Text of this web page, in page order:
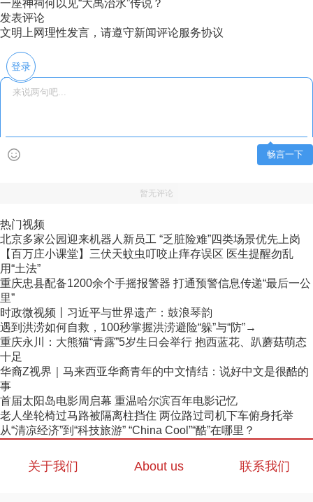
一座神祠何以见“大禹治水”传说？
发表评论
文明上网理性发言，请遵守新闻评论服务协议
登录
畅言一下
暂无评论
热门视频
北京多家公园迎来机器人新员工 “乏脏险难”四类场景优先上岗
【百万庄小课堂】三伏天蚊虫叮咬止痒存误区 医生提醒勿乱
用“土法”
重庆忠县配备1200余个手摇报警器 打通预警信息传递“最后一公
里”
时政微视频丨习近平与世界遗产：鼓浪琴韵
遇到洪涝如何自救，100秒掌握洪涝避险“躲”与“防”→
重庆永川：大熊猫“青露”5岁生日会举行 抱西蓝花、趴蘑菇萌态
十足
华裔Z视界｜马来西亚华裔青年的中文情结：说好中文是很酷的
事
首届太阳岛电影周启幕 重温哈尔滨百年电影记忆
老人坐轮椅过马路被隔离柱挡住 两位路过司机下车俯身托举
从“清凉经济”到“科技旅游” “China Cool”“酷”在哪里？
关于我们 About us 联系我们